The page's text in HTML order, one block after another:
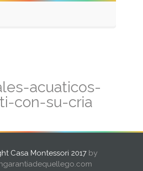
acuaticos-
con-su-cria
Casa Montessori 2017 by